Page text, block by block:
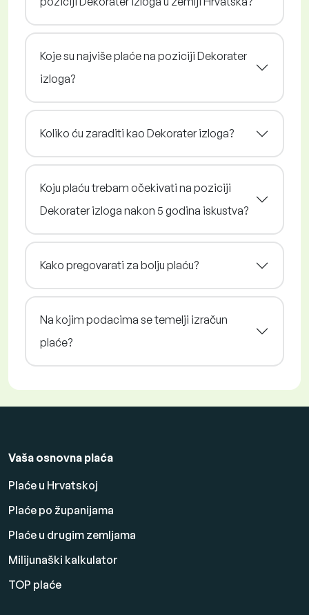
Koje su najviše plaće na poziciji Dekorater
izloga?
Koliko ću zaraditi kao Dekorater izloga?
Koju plaću trebam očekivati na poziciji
Dekorater izloga nakon 5 godina iskustva?
Kako pregovarati za bolju plaću?
Na kojim podacima se temelji izračun
plaće?
Vaša osnovna plaća
Plaće u Hrvatskoj
Plaće po županijama
Plaće u drugim zemljama
Milijunaški kalkulator
TOP plaće